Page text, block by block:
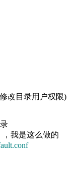
改目录用户权限)
我是这么做的